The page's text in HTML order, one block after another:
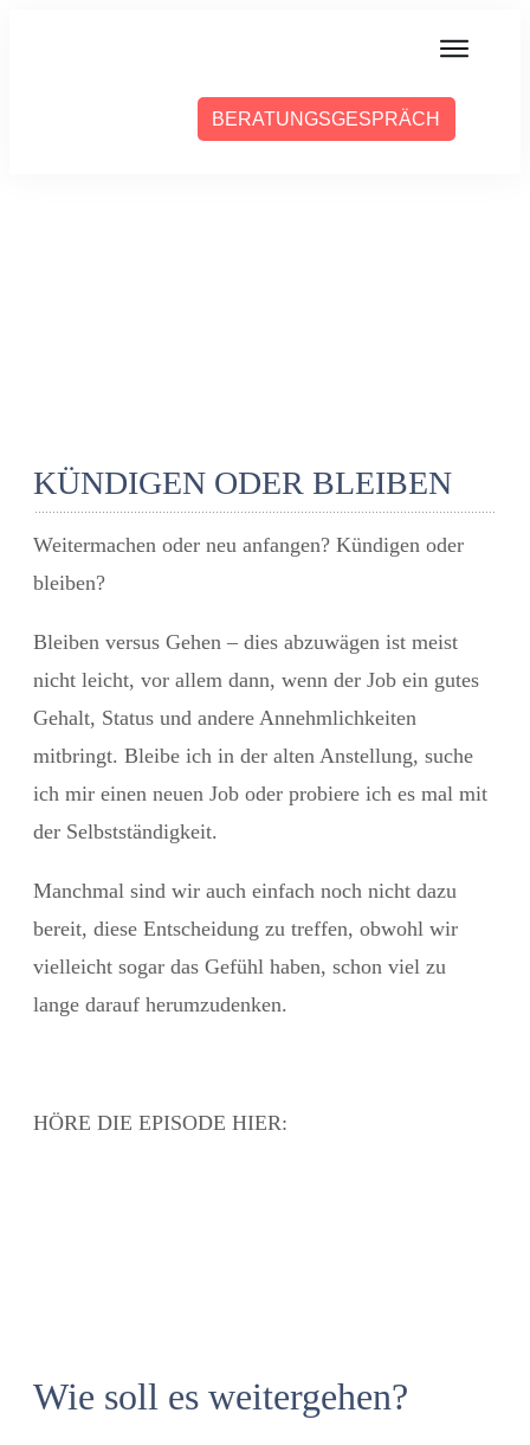
BERATUNGSGESPRÄCH
KÜNDIGEN ODER BLEIBEN
Weitermachen oder neu anfangen? Kündigen oder
bleiben?
Bleiben versus Gehen – dies abzuwägen ist meist
nicht leicht, vor allem dann, wenn der Job ein gutes
Gehalt, Status und andere Annehmlichkeiten
mitbringt. Bleibe ich in der alten Anstellung, suche
ich mir einen neuen Job oder probiere ich es mal mit
der Selbstständigkeit.
Manchmal sind wir auch einfach noch nicht dazu
bereit, diese Entscheidung zu treffen, obwohl wir
vielleicht sogar das Gefühl haben, schon viel zu
lange darauf herumzudenken.
HÖRE DIE EPISODE HIER:
Wie soll es weitergehen?